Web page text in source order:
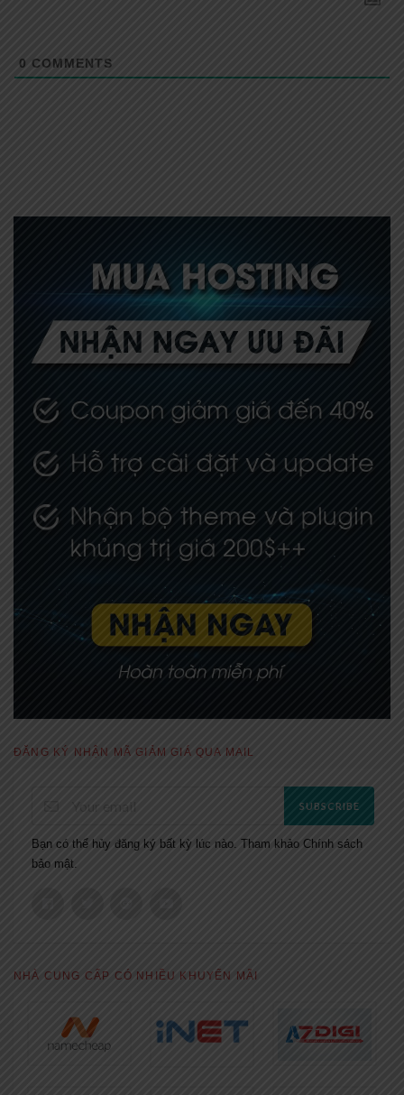
0 COMMENTS
ĐĂNG KÝ NHẬN MÃ GIẢM GIÁ QUA MAIL
SUBSCRIBE
Bạn có thể hủy đăng ký bất kỳ lúc nào. Tham khảo Chính sách
bảo mật.
NHÀ CUNG CẤP CÓ NHIỀU KHUYẾN MÃI